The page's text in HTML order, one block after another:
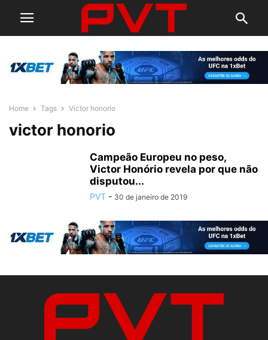
Home Tags Victor honorio
victor honorio
Campeão Europeu no peso,
Victor Honório revela por que não
disputou...
PVT - 30 de janeiro de 2019